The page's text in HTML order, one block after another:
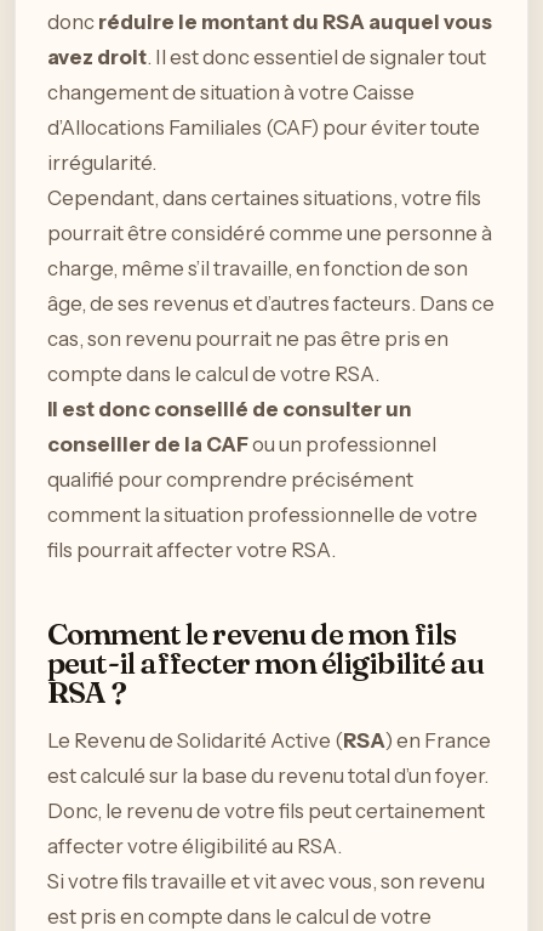
donc réduire le montant du RSA auquel vous
avez droit. Il est donc essentiel de signaler tout
changement de situation à votre Caisse
d’Allocations Familiales (CAF) pour éviter toute
irrégularité.
Cependant, dans certaines situations, votre fils
pourrait être considéré comme une personne à
charge, même s’il travaille, en fonction de son
âge, de ses revenus et d’autres facteurs. Dans ce
cas, son revenu pourrait ne pas être pris en
compte dans le calcul de votre RSA.
Il est donc conseillé de consulter un
conseiller de la CAFou un professionnel
qualifié pour comprendre précisément
comment la situation professionnelle de votre
fils pourrait affecter votre RSA.
Comment le revenu de mon fils
peut-il affecter mon éligibilité au
RSA ?
Le Revenu de Solidarité Active (RSA) en France
est calculé sur la base du revenu total d’un foyer.
Donc, le revenu de votre fils peut certainement
affecter votre éligibilité au RSA.
Si votre fils travaille et vit avec vous, son revenu
est pris en compte dans le calcul de votre